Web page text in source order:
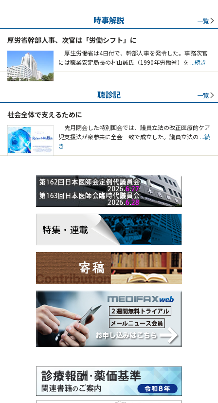
時事解説 一覧
厚労省幹部人事、次官は「労働シフト」に
厚生労働省は4日付で、幹部人事を発令した。事務次官
には職業安定局長の村山誠氏（1990年労働省）を ...続き
聴診記 一覧
社会全体で支えるために
先月閉会した特別国会では、議員立法の改正医療的ケア
児支援法が衆参共に全会一致で成立した。議員立法の ...続
き